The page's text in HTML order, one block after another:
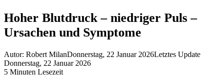
Hoher Blutdruck – niedriger Puls –
Ursachen und Symptome
Autor: Robert MilanDonnerstag, 22 Januar 2026Letztes Update
Donnerstag, 22 Januar 2026
5 Minuten Lesezeit